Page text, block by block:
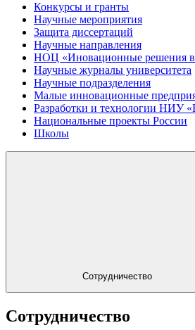
Конкурсы и гранты
Научные мероприятия
Защита диссертаций
Научные направления
НОЦ «Иновационные решения
Научные журналы университета
Научные подразделения
Малые инновационные
Разработки и технологии НИУ
Национальные проекты России
Школы
Сотрудничество
Сотрудничество